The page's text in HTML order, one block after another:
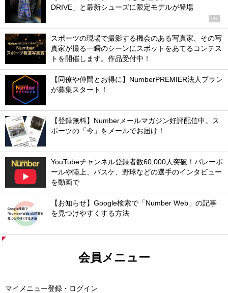
DRIVE」と最新シューズに限定モデルが登場
PR
スポーツの現場で撮影する機会のある写真家、その写
真家が撮る一瞬のシーンにスポットをあてるコンテス
トを開催します。作品受付中！
【同僚や仲間とお得に】NumberPREMIER法人プラン
が募集スタート！
【登録無料】Numberメールマガジン好評配信中。ス
ポーツの「今」をメールでお届け！
YouTubeチャンネル登録者数60,000人突破！バレーボ
ールや陸上、バスケ、野球などの選手のインタビュー
を動画で
【お知らせ】Google検索で「Number Web」の記事
を見つけやすくする方法
会員メニュー
マイメニュー登録・ログイン